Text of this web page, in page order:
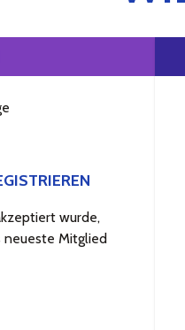
wurde,
neueste Mitglied